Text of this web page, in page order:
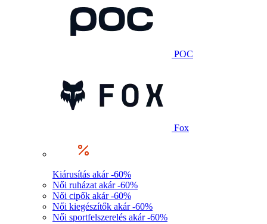
POC
Fox
Kiárusítás akár -60%
Női ruházat akár -60%
Női cipők akár -60%
Női kiegészítők akár -60%
Női sportfelszerelés akár -60%